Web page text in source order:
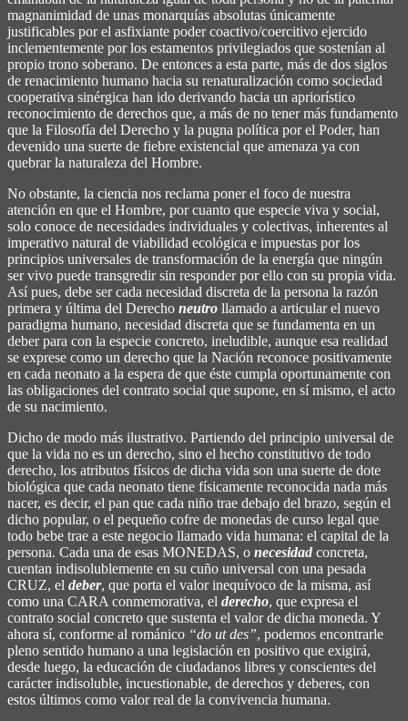
magnanimidad de unas monarquías absolutas únicamente
justificables por el asfixiante poder coactivo/coercitivo ejercido
inclementemente por los estamentos privilegiados que sostenían al
propio trono soberano. De entonces a esta parte, más de dos siglos
de renacimiento humano hacia su renaturalización como sociedad
cooperativa sinérgica han ido derivando hacia un apriorístico
reconocimiento de derechos que, a más de no tener más fundamento
que la Filosofía del Derecho y la pugna política por el Poder, han
devenido una suerte de fiebre existencial que amenaza ya con
quebrar la naturaleza del Hombre.
No obstante, la ciencia nos reclama poner el foco de nuestra
atención en que el Hombre, por cuanto que especie viva y social,
solo conoce de necesidades individuales y colectivas, inherentes al
imperativo natural de viabilidad ecológica e impuestas por los
principios universales de transformación de la energía que ningún
ser vivo puede transgredir sin responder por ello con su propia vida.
Así pues, debe ser cada necesidad discreta de la persona la razón
primera y última del Derecho neutro llamado a articular el nuevo
paradigma humano, necesidad discreta que se fundamenta en un
deber para con la especie concreto, ineludible, aunque esa realidad
se exprese como un derecho que la Nación reconoce positivamente
en cada neonato a la espera de que éste cumpla oportunamente con
las obligaciones del contrato social que supone, en sí mismo, el acto
de su nacimiento.
Dicho de modo más ilustrativo. Partiendo del principio universal de
que la vida no es un derecho, sino el hecho constitutivo de todo
derecho, los atributos físicos de dicha vida son una suerte de dote
biológica que cada neonato tiene físicamente reconocida nada más
nacer, es decir, el pan que cada niño trae debajo del brazo, según el
dicho popular, o el pequeño cofre de monedas de curso legal que
todo bebe trae a este negocio llamado vida humana: el capital de la
persona. Cada una de esas MONEDAS, o necesidad concreta,
cuentan indisolublemente en su cuño universal con una pesada
CRUZ, el deber, que porta el valor inequívoco de la misma, así
como una CARA conmemorativa, el derecho, que expresa el
contrato social concreto que sustenta el valor de dicha moneda. Y
ahora sí, conforme al románico “do ut des”, podemos encontrarle
pleno sentido humano a una legislación en positivo que exigirá,
desde luego, la educación de ciudadanos libres y conscientes del
carácter indisoluble, incuestionable, de derechos y deberes, con
estos últimos como valor real de la convivencia humana.